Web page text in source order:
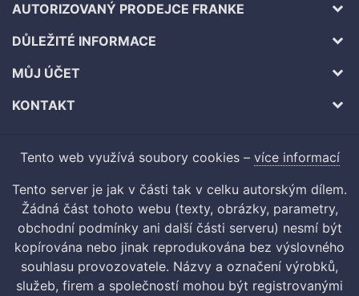
AUTORIZOVANÝ PRODEJCE FRANKE
DŮLEŽITÉ INFORMACE
MŮJ ÚČET
KONTAKT
Tento web využívá soubory cookies – více informací
Tento server je jak v části tak v celku autorským dílem.
Žádná část tohoto webu (texty, obrázky, parametry,
obchodní podmínky ani další části serveru) nesmí být
kopírována nebo jinak reprodukována bez výslovného
souhlasu provozovatele. Názvy a označení výrobků,
služeb, firem a společností mohou být registrovanými